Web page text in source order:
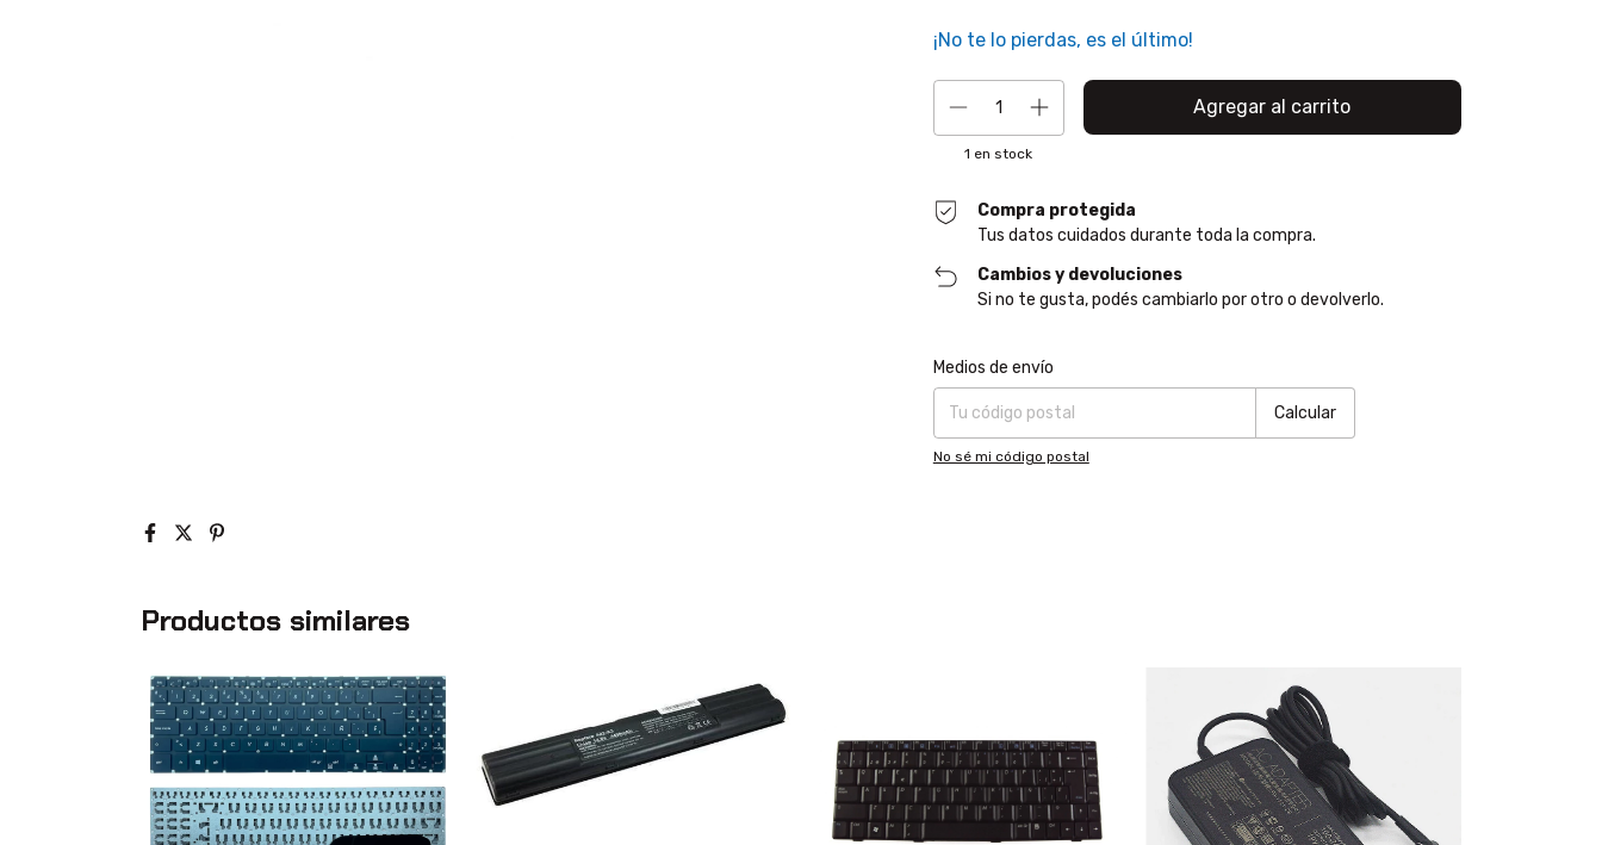
¡No te lo pierdas, es el último!
1 en stock
Compra protegida
Tus datos cuidados durante toda la compra.
Cambios y devoluciones
Si no te gusta, podés cambiarlo por otro o devolverlo.
Entregas para el CP:
Medios de envío
Calcular
No sé mi código postal
Productos similares